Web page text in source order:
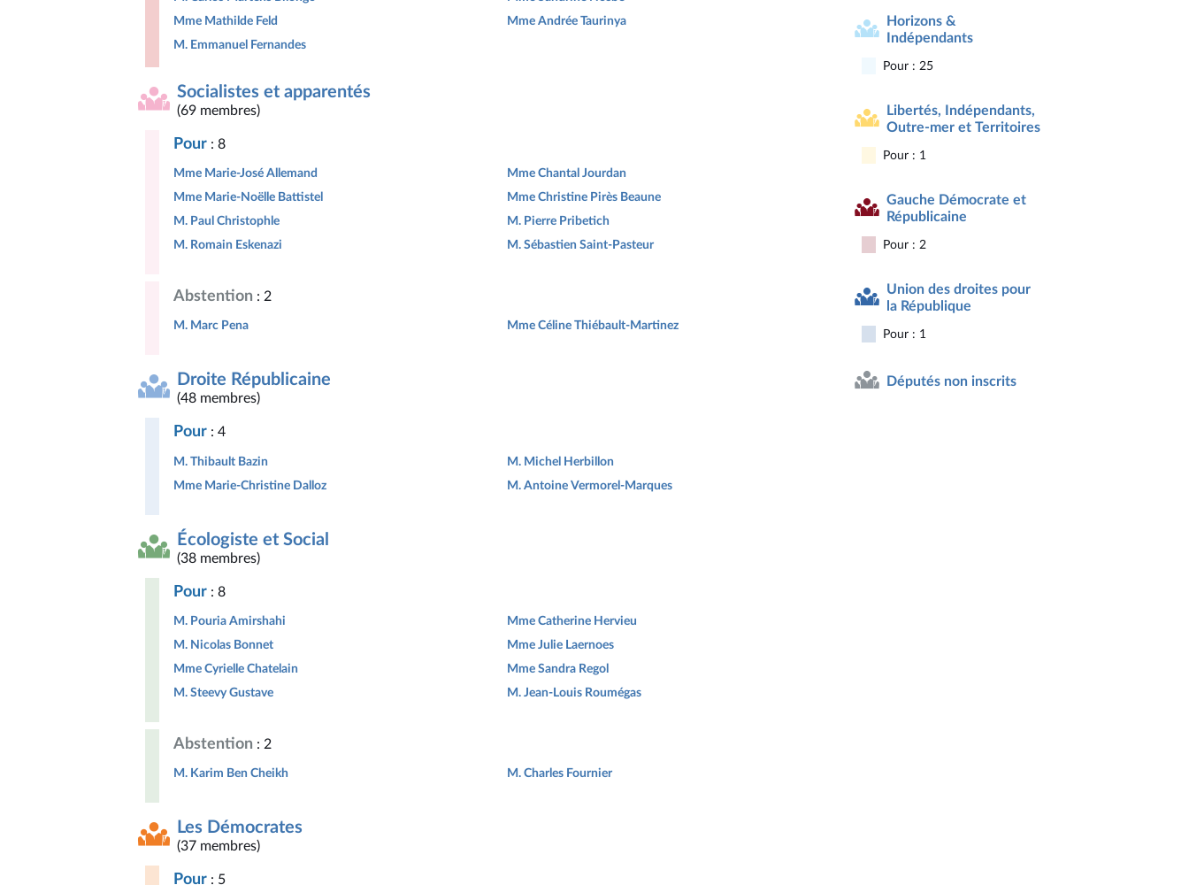
Mme Mathilde Feld
M. Emmanuel Fernandes
Mme Andrée Taurinya
Socialistes et apparentés
(69 membres)
Pour : 8
Mme Marie-José Allemand
Mme Marie-Noëlle Battistel
M. Paul Christophle
M. Romain Eskenazi
Mme Chantal Jourdan
Mme Christine Pirès Beaune
M. Pierre Pribetich
M. Sébastien Saint-Pasteur
Abstention : 2
M. Marc Pena Mme Céline Thiébault-Martinez
Droite Républicaine
(48 membres)
Pour : 4
M. Thibault Bazin
Mme Marie-Christine Dalloz
M. Michel Herbillon
M. Antoine Vermorel-Marques
Écologiste et Social
(38 membres)
Pour : 8
M. Pouria Amirshahi
M. Nicolas Bonnet
Mme Cyrielle Chatelain
M. Steevy Gustave
Mme Catherine Hervieu
Mme Julie Laernoes
Mme Sandra Regol
M. Jean-Louis Roumégas
Abstention : 2
M. Karim Ben Cheikh M. Charles Fournier
Les Démocrates
(37 membres)
Pour : 5
Horizons &
Indépendants
Pour : 25
Libertés, Indépendants,
Outre-mer et Territoires
Pour : 1
Gauche Démocrate et
Républicaine
Pour : 2
Union des droites pour
la République
Pour : 1
Députés non inscrits